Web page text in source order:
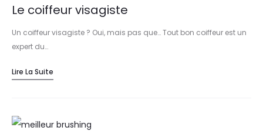
Le coiffeur visagiste
Un coiffeur visagiste ? Oui, mais pas que… Tout bon coiffeur est un
expert du…
Lire La Suite